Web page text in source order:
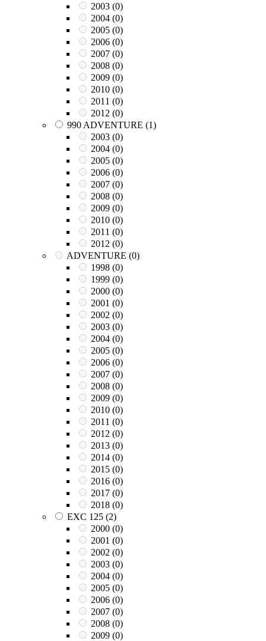
2003 (0)
2004 (0)
2005 (0)
2006 (0)
2007 (0)
2008 (0)
2009 (0)
2010 (0)
2011 (0)
2012 (0)
990 ADVENTURE (1)
2003 (0)
2004 (0)
2005 (0)
2006 (0)
2007 (0)
2008 (0)
2009 (0)
2010 (0)
2011 (0)
2012 (0)
ADVENTURE (0)
1998 (0)
1999 (0)
2000 (0)
2001 (0)
2002 (0)
2003 (0)
2004 (0)
2005 (0)
2006 (0)
2007 (0)
2008 (0)
2009 (0)
2010 (0)
2011 (0)
2012 (0)
2013 (0)
2014 (0)
2015 (0)
2016 (0)
2017 (0)
2018 (0)
EXC 125 (2)
2000 (0)
2001 (0)
2002 (0)
2003 (0)
2004 (0)
2005 (0)
2006 (0)
2007 (0)
2008 (0)
2009 (0)